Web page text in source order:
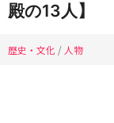
殿の13人】
歴史・文化 / 人物